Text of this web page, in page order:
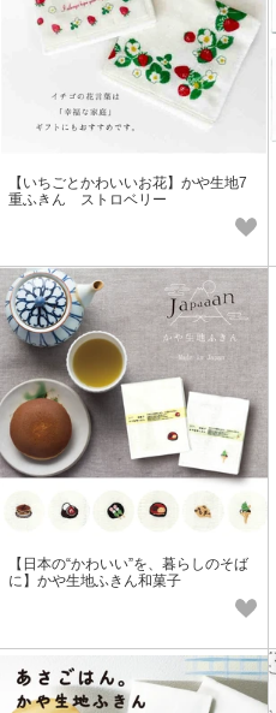
【いちごとかわいいお花】かや生地7
重ふきん ストロベリー
【日本の“かわいい”を、暮らしのそば
に】かや生地ふきん和菓子